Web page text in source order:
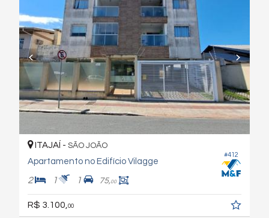
#412
ITAJAÍ - SÃO JOÃO
Apartamento no Edifício Vilagge
2 1 1 75,00
R$ 3.100, 00